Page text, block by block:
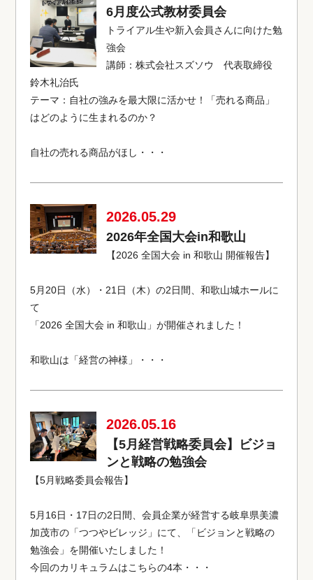
6月度公式教材委員会
トライアル生や新入会員さんに向けた勉
強会
講師：株式会社スズソウ 代表取締役
鈴木礼治氏
テーマ：自社の強みを最大限に活かせ！「売れる商品」
はどのように生まれるのか？
自社の売れる商品がほし・・・
2026.05.29
2026年全国大会in和歌山
【2026 全国大会 in 和歌山 開催報告】
5月20日（水）・21日（木）の2日間、和歌山城ホールに
て
「2026 全国大会 in 和歌山」が開催されました！
和歌山は「経営の神様」・・・
2026.05.16
【5月経営戦略委員会】ビジョ
ンと戦略の勉強会
【5月戦略委員会報告】
5月16日・17日の2日間、会員企業が経営する岐阜県美濃
加茂市の「つつやビレッジ」にて、「ビジョンと戦略の
勉強会」を開催いたしました！
今回のカリキュラムはこちらの4本・・・